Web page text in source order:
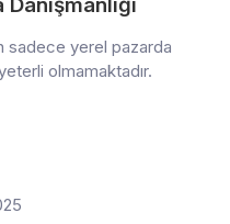
sadece yerel pazarda
olmamaktadır.